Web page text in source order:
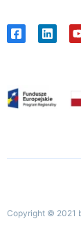
Copyright © 2021